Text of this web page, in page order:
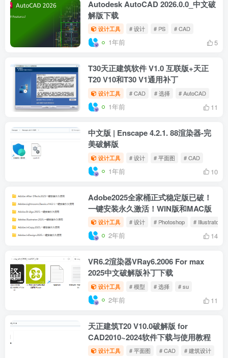
AutoCAD_2026剔除非必要组件精简
版
设计工具 # CAD # AutoCAD
1年前 10
[AutoCAD插件] 《比亚CAD》2025
SP3.0永久免费版正式发布
设计智库 # PS # CAD # 插件
1年前 7
Autodesk AutoCAD 2026.0.0_中文破
解版下载
设计工具 # 设计 # PS # CAD
1年前 5
T30天正建筑软件 V1.0 互联版+天正
T20 V10和T30 V1通用补丁
设计工具 # CAD # 选择 # AutoCAD
1年前 11
中文版 | Enscape 4.2.1. 88渲染器-完
美破解版
设计工具 # 设计 # 平面图 # CAD
1年前 10
Adobe2025全家桶正式稳定版已破！
一键安装永久激活！WIN版和MAC版
设计工具 # 设计 # Photoshop # Illustrator